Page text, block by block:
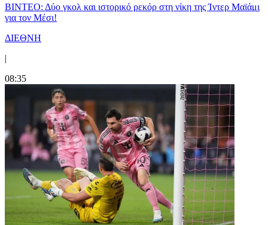
ΒΙΝΤΕΟ: Δύο γκολ και ιστορικό ρεκόρ στη νίκη της Ίντερ Μαϊάμι
για τον Μέσι!
ΔΙΕΘΝΗ
|
08:35